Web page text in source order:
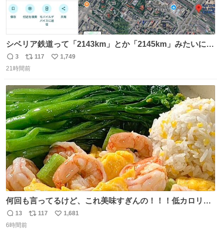
シベリア鉄道って「2143km」とか「2145km」みたいに、
モスクワからの距離名そのままの駅名があるんですね。
返
信
3
リ
ポ
ト
数
117
い
数
1,749
21時間前
何回も言ってるけど、これ美味すぎんの！！！低カロリー
で満足感エグいから一生食べてる😭
返
信
13
リ
117
い
1,681
6時間前